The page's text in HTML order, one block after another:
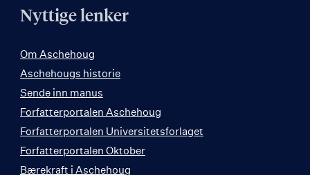
Nyttige lenker
Om Aschehoug
Aschehougs historie
Sende inn manus
Forfatterportalen Aschehoug
Forfatterportalen Universitetsforlaget
Forfatterportalen Oktober
Bærekraft i Aschehoug